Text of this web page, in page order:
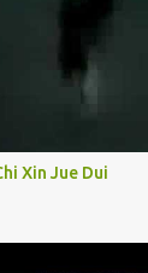
Xin Jue Dui